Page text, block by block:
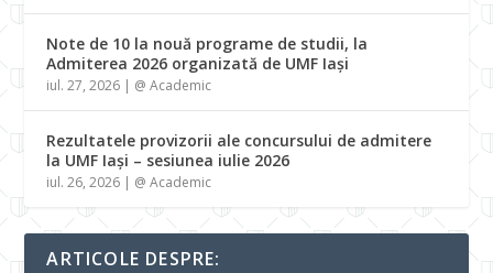
Note de 10 la nouă programe de studii, la
Admiterea 2026 organizată de UMF Iași
iul. 27, 2026 | @ Academic
Rezultatele provizorii ale concursului de admitere
la UMF Iași – sesiunea iulie 2026
iul. 26, 2026 | @ Academic
ARTICOLE DESPRE: